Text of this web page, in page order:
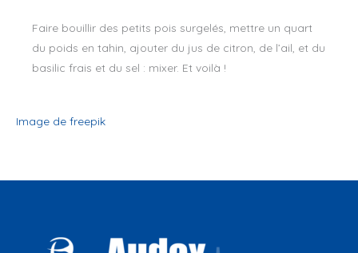
Faire bouillir des petits pois surgelés, mettre un quart
du poids en tahin, ajouter du jus de citron, de l’ail, et du
basilic frais et du sel : mixer. Et voilà !
Image de freepik